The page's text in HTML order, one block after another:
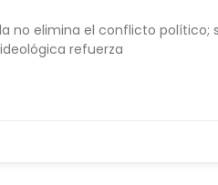
no elimina el conflicto político;
refuerza